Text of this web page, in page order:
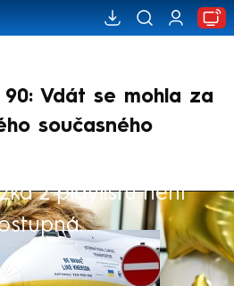
90: Vdát se mohla za
současného
z playlistu není